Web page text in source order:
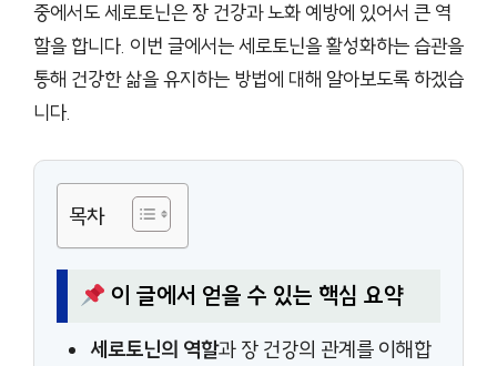
중에서도 세로토닌은 장 건강과 노화 예방에 있어서 큰 역
할을 합니다. 이번 글에서는 세로토닌을 활성화하는 습관을
통해 건강한 삶을 유지하는 방법에 대해 알아보도록 하겠습
니다.
목차
이 글에서 얻을 수 있는 핵심 요약
세로토닌의 역할과 장 건강의 관계를 이해합